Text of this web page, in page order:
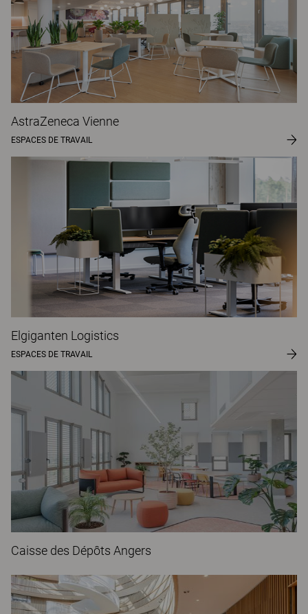
AstraZeneca Vienne
ESPACES DE TRAVAIL
Elgiganten Logistics
ESPACES DE TRAVAIL
Caisse des Dépôts Angers